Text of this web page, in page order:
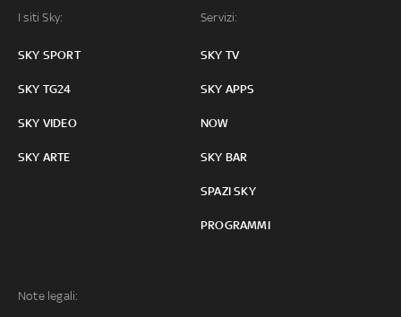
I siti Sky:
SKY SPORT
SKY TG24
SKY VIDEO
SKY ARTE
Servizi:
SKY TV
SKY APPS
NOW
SKY BAR
SPAZI SKY
PROGRAMMI
Note legali: